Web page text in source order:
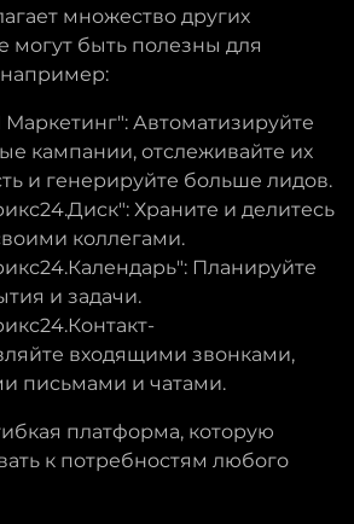
множество других
могут быть полезны для
Маркетинг": Автоматизируйте
кампании, отслеживайте их
и генерируйте больше лидов.
Храните и делитесь
коллегами.
Планируйте
и задачи.
входящими звонками,
письмами и чатами.
платформа, которую
к потребностям любого